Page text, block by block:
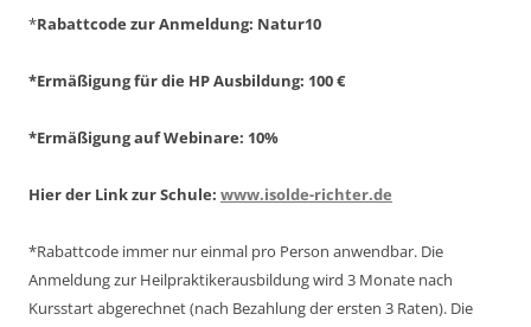
*Rabattcode zur Anmeldung: Natur10
*Ermäßigung für die HP Ausbildung: 100 €
*Ermäßigung auf Webinare: 10%
Hier der Link zur Schule: www.isolde-richter.de
*Rabattcode immer nur einmal pro Person anwendbar. Die
Anmeldung zur Heilpraktikerausbildung wird 3 Monate nach
Kursstart abgerechnet(nach Bezahlung der ersten 3 Raten). Die